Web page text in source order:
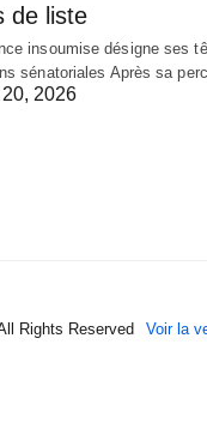
de liste
insoumise désigne ses
sénatoriales Après sa
2026
Rights Reserved Voir la